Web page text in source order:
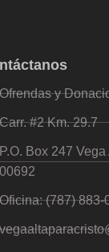
y
#2 Km. 29.7
P.O. Box 247
00692
(787) 883-